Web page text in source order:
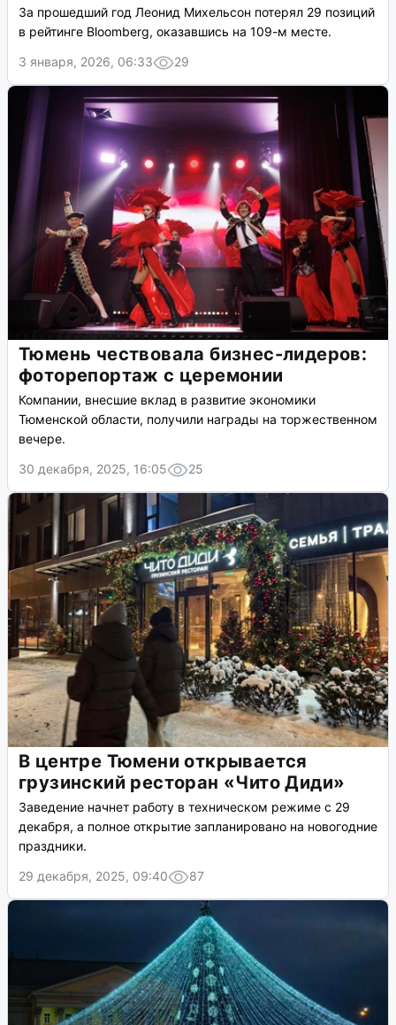
За прошедший год Леонид Михельсон потерял 29 позиций
в рейтинге Bloomberg, оказавшись на 109-м месте.
3 января, 2026, 06:33
29
Тюмень чествовала бизнес-лидеров:
фоторепортаж с церемонии
Компании, внесшие вклад в развитие экономики
Тюменской области, получили награды на торжественном
вечере.
30 декабря, 2025, 16:05
25
В центре Тюмени открывается
грузинский ресторан «Чито Диди»
Заведение начнет работу в техническом режиме с 29
декабря, а полное открытие запланировано на новогодние
праздники.
29 декабря, 2025, 09:40
87